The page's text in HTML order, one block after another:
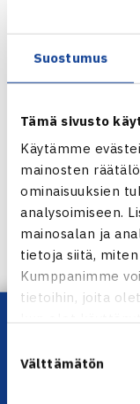
Suostumus
Tämä sivusto
Käytämme
mainosten
ominaisuuksien
analysoimiseen.
mainosalan ja
tietoja siitä,
Kumppanimme
tietoihin, joita
valinta
Välttämätön
2.kierrosta: Harri
Knoxvillen ATP
verkkosivut
Harri
Lataa OmaTennis!